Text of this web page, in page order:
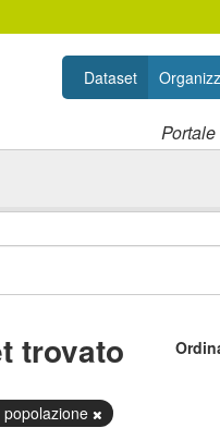
Dataset
trovato